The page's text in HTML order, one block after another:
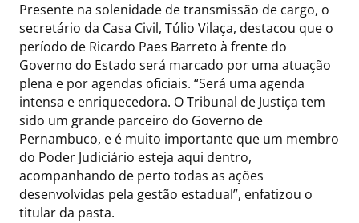
Presente na solenidade de transmissão de cargo, o
secretário da Casa Civil, Túlio Vilaça, destacou que o
período de Ricardo Paes Barreto à frente do
Governo do Estado será marcado por uma atuação
plena e por agendas oficiais. “Será uma agenda
intensa e enriquecedora. O Tribunal de Justiça tem
sido um grande parceiro do Governo de
Pernambuco, e é muito importante que um membro
do Poder Judiciário esteja aqui dentro,
acompanhando de perto todas as ações
desenvolvidas pela gestão estadual”, enfatizou o
titular da pasta.